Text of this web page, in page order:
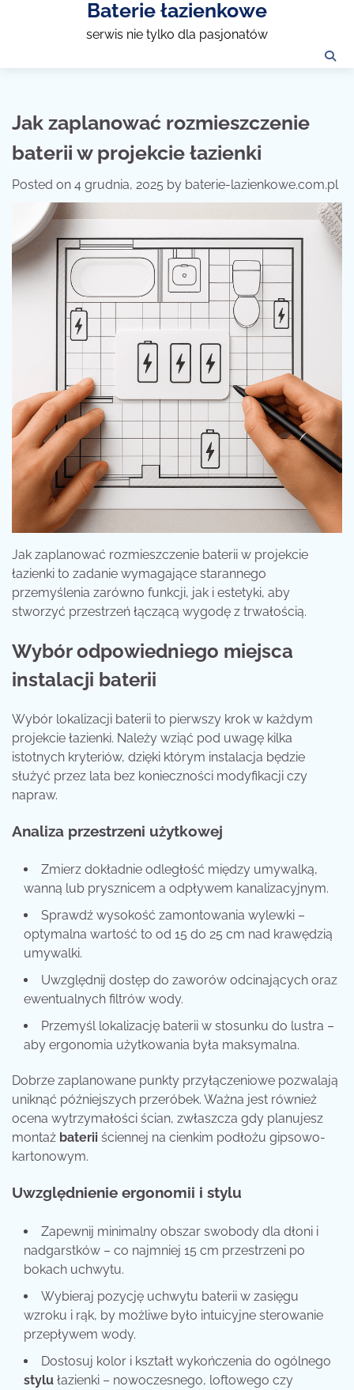
Baterie łazienkowe
serwis nie tylko dla pasjonatów
Jak zaplanować rozmieszczenie
baterii w projekcie łazienki
Posted on 4 grudnia, 2025 by baterie-lazienkowe.com.pl
Jak zaplanować rozmieszczenie baterii w projekcie
łazienki to zadanie wymagające starannego
przemyślenia zarówno funkcji, jak i estetyki, aby
stworzyć przestrzeń łączącą wygodę z trwałością.
Wybór odpowiedniego miejsca
instalacji baterii
Wybór lokalizacji baterii to pierwszy krok w każdym
projekcie łazienki. Należy wziąć pod uwagę kilka
istotnych kryteriów, dzięki którym instalacja będzie
służyć przez lata bez konieczności modyfikacji czy
napraw.
Analiza przestrzeni użytkowej
Zmierz dokładnie odległość między umywalką,
wanną lub prysznicem a odpływem kanalizacyjnym.
Sprawdź wysokość zamontowania wylewki –
optymalna wartość to od 15 do 25 cm nad krawędzią
umywalki.
Uwzględnij dostęp do zaworów odcinających oraz
ewentualnych filtrów wody.
Przemyśl lokalizację baterii w stosunku do lustra –
aby ergonomia użytkowania była maksymalna.
Dobrze zaplanowane punkty przyłączeniowe pozwalają
uniknąć późniejszych przeróbek. Ważna jest również
ocena wytrzymałości ścian, zwłaszcza gdy planujesz
montaż baterii ściennej na cienkim podłożu gipsowo-
kartonowym.
Uwzględnienie ergonomii i stylu
Zapewnij minimalny obszar swobody dla dłoni i
nadgarstków – co najmniej 15 cm przestrzeni po
bokach uchwytu.
Wybieraj pozycję uchwytu baterii w zasięgu
wzroku i rąk, by możliwe było intuicyjne sterowanie
przepływem wody.
Dostosuj kolor i kształt wykończenia do ogólnego
stylu łazienki – nowoczesnego, loftowego czy